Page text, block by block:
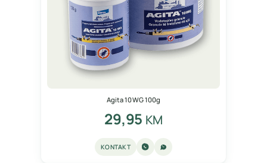
Agita 10 WG 100g
29,95 KM
KONTAKT